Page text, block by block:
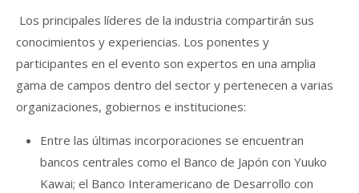
Los principales líderes de la industria compartirán sus
conocimientos y experiencias. Los ponentes y
participantes en el evento son expertos en una amplia
gama de campos dentro del sector y pertenecen a varias
organizaciones, gobiernos e instituciones:
Entre las últimas incorporaciones se encuentran
bancos centrales como el Banco de Japón con Yuuko
Kawai; el Banco Interamericano de Desarrollo con